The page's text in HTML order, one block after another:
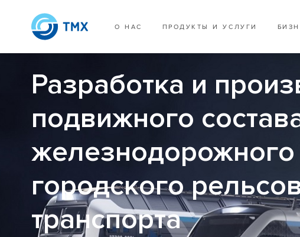
О НАС ПРОДУКТЫ И УСЛУГИ
Разработка и
подвижного
железнодорожного
городского
транспорта